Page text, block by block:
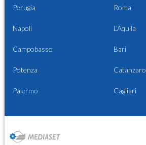
Perugia Roma
Napoli L'Aquila
Campobasso Bari
Potenza Catanzaro
Palermo Cagliari